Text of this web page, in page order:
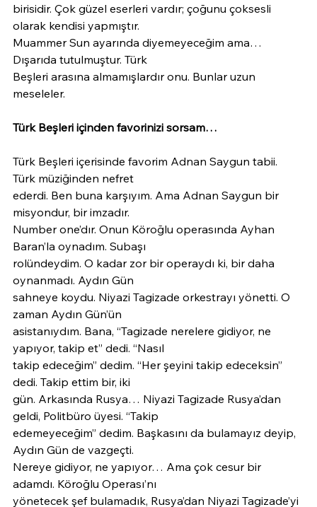
birisidir. Çok güzel eserleri vardır; çoğunu çoksesli
olarak kendisi yapmıştır.
Muammer Sun ayarında diyemeyeceğim ama…
Dışarıda tutulmuştur. Türk
Beşleri arasına almamışlardır onu. Bunlar uzun
meseleler.
Türk Beşleri içinden favorinizi sorsam…
Türk Beşleri içerisinde favorim Adnan Saygun tabii.
Türk müziğinden nefret
ederdi. Ben buna karşıyım. Ama Adnan Saygun bir
misyondur, bir imzadır.
Number one’dır. Onun Köroğlu operasında Ayhan
Baran’la oynadım. Subaşı
rolündeydim. O kadar zor bir operaydı ki, bir daha
oynanmadı. Aydın Gün
sahneye koydu. Niyazi Tagizade orkestrayı yönetti. O
zaman Aydın Gün’ün
asistanıydım. Bana, “Tagizade nerelere gidiyor, ne
yapıyor, takip et” dedi. “Nasıl
takip edeceğim” dedim. “Her şeyini takip edeceksin”
dedi. Takip ettim bir, iki
gün. Arkasında Rusya… Niyazi Tagizade Rusya’dan
geldi, Politbüro üyesi. “Takip
edemeyeceğim” dedim. Başkasını da bulamayız deyip,
Aydın Gün de vazgeçti.
Nereye gidiyor, ne yapıyor… Ama çok cesur bir
adamdı. Köroğlu Operası’nı
yönetecek şef bulamadık, Rusya’dan Niyazi Tagizade’yi